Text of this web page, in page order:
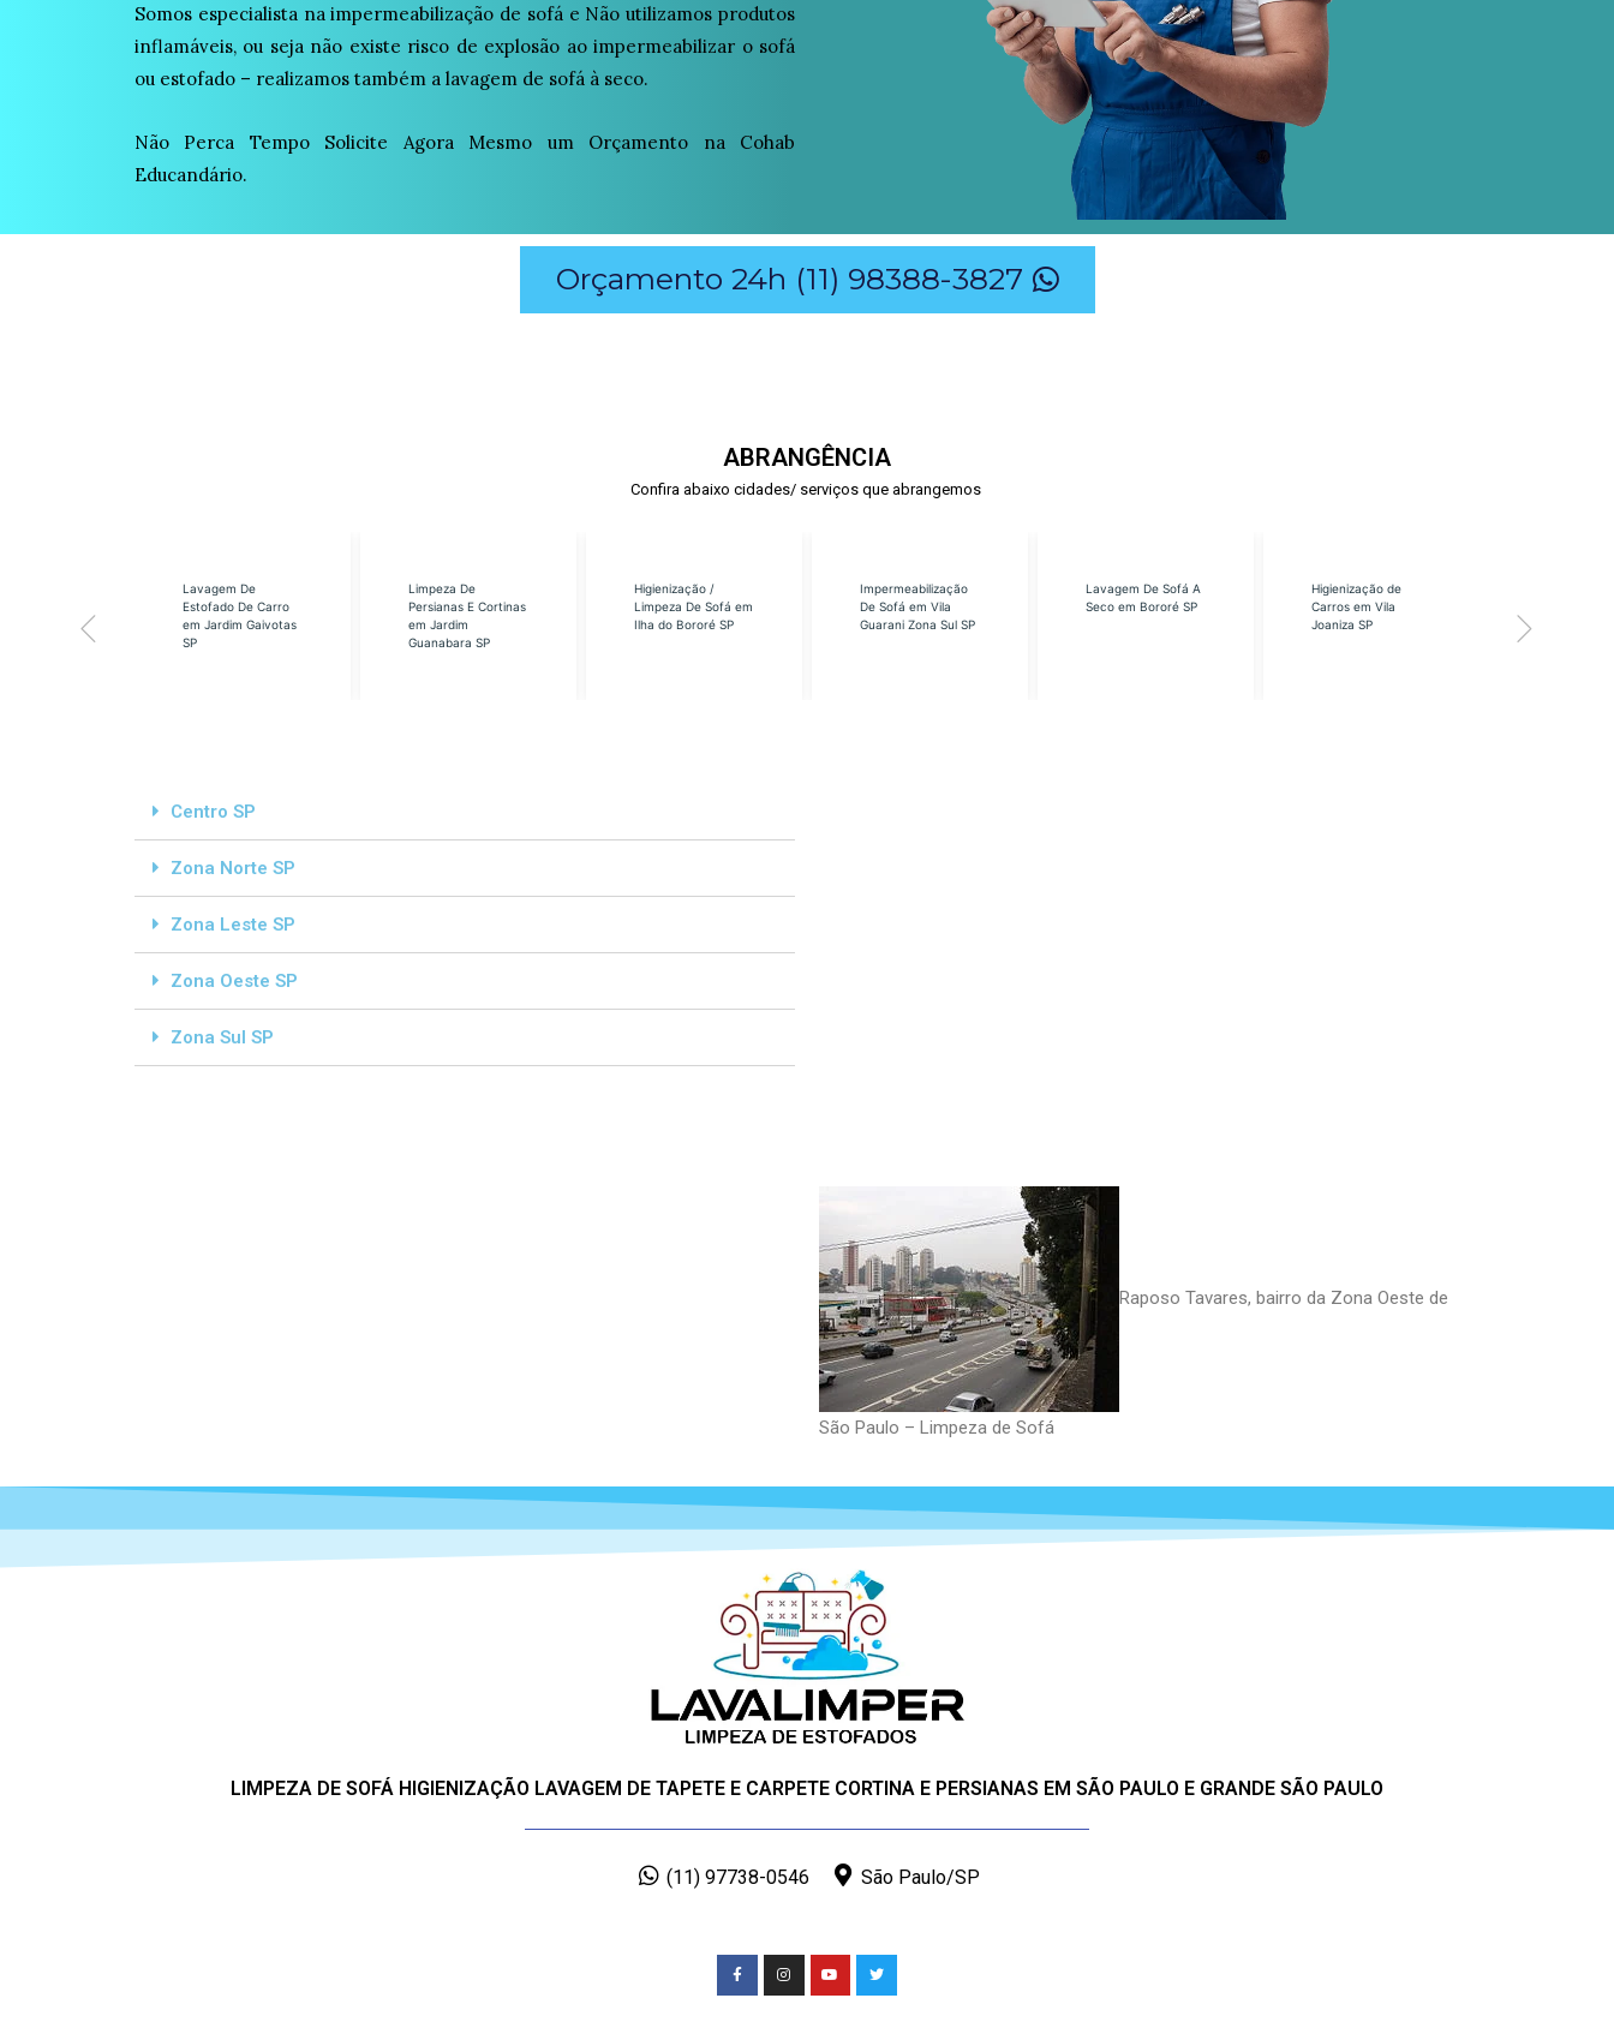
Somos especialista na impermeabilização de sofá e Não utilizamos produtos
inflamáveis, ou seja não existe risco de explosão ao impermeabilizar o sofá
ou estofado – realizamos também a lavagem de sofá à seco.
Não Perca Tempo Solicite Agora Mesmo um Orçamento na Cohab
Educandário.
Orçamento 24h (11) 98388-3827
ABRANGÊNCIA
Confira abaixo cidades/ serviços que abrangemos
Lavagem De
Estofado De Carro
em Jardim Gaivotas
SP
Limpeza De
Persianas E Cortinas
em Jardim
Guanabara SP
Higienização /
Limpeza De Sofá em
Ilha do Bororé SP
Impermeabilização
De Sofá em Vila
Guarani Zona Sul SP
Lavagem De Sofá A
Seco em Bororé SP
Higienização de
Carros em Vila
Joaniza SP
Centro SP
Zona Norte SP
Zona Leste SP
Zona Oeste SP
Zona Sul SP
Raposo Tavares, bairro da Zona Oeste de
São Paulo – Limpeza de Sofá
LIMPEZA DE SOFÁ HIGIENIZAÇÃO LAVAGEM DE TAPETE E CARPETE CORTINA E PERSIANAS EM SÃO PAULO E GRANDE SÃO PAULO
(11) 97738-0546 São Paulo/SP